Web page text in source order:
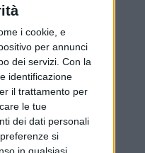
i cookie, e
per annunci
dei servizi. Con la
identificazione
il trattamento per
le tue
dei dati personali
si